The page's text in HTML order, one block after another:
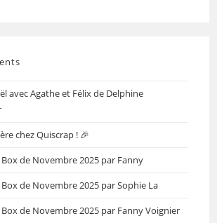
avec Agathe et Félix de Delphine
chez Quiscrap ! 🎉
de Novembre 2025 par Fanny
de Novembre 2025 par Sophie La
de Novembre 2025 par Fanny Voignier